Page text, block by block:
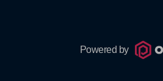
Powered by